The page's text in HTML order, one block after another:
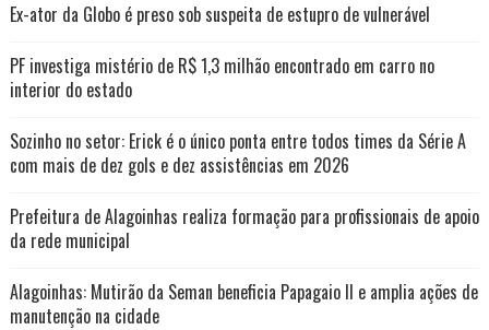
Ex-ator da Globo é preso sob suspeita de estupro de vulnerável
PF investiga mistério de R$ 1,3 milhão encontrado em carro no
interior do estado
Sozinho no setor: Erick é o único ponta entre todos times da Série A
com mais de dez gols e dez assistências em 2026
Prefeitura de Alagoinhas realiza formação para profissionais de apoio
da rede municipal
Alagoinhas: Mutirão da Seman beneficia Papagaio II e amplia ações de
manutenção na cidade